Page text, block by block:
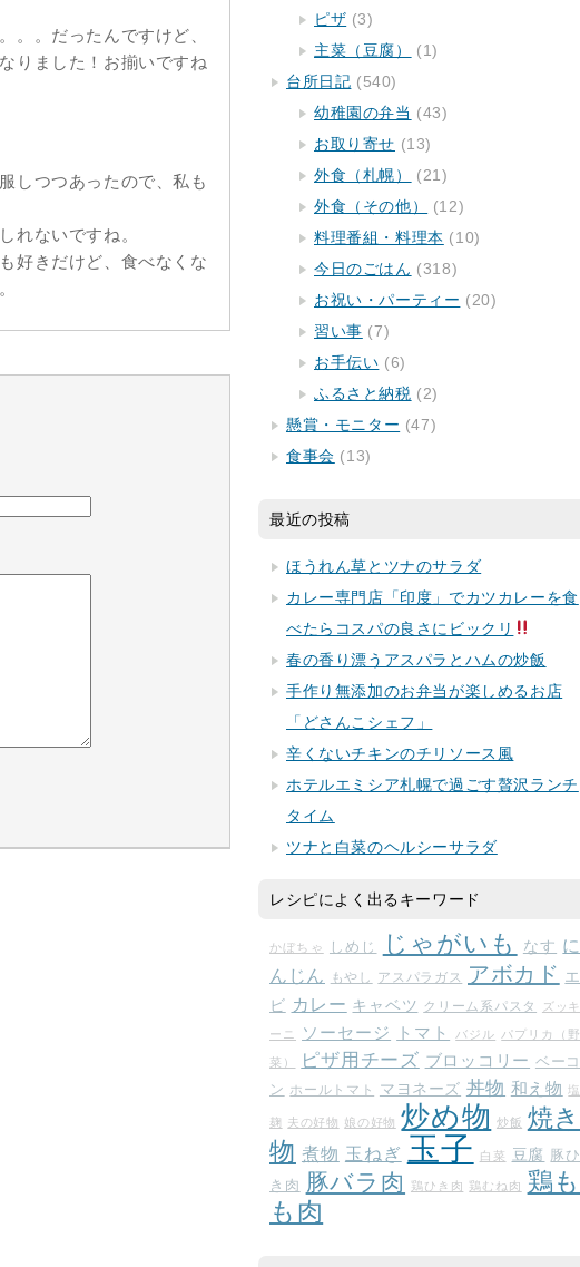
。。だったんですけど、
りました！お揃いですね
しつつあったので、私も
れないですね。
好きだけど、食べなくな
ピザ (3)
主菜（豆腐）
(1)
台所日記 (540)
幼稚園の弁当 (43)
お取り寄せ (13)
外食（札幌）
(21)
外食（その他）
(12)
料理番組・料理本 (10)
今日のごはん (318)
お祝い・パーティー (20)
習い事 (7)
お手伝い (6)
ふるさと納税 (2)
懸賞・モニター (47)
食事会 (13)
最近の投稿
ほうれん草とツナのサラダ
カレー専門店「印度」でカツカレーを食
べたらコスパの良さにビックリ
春の香り漂うアスパラとハムの炒飯
手作り無添加のお弁当が楽しめるお店
「どさんこシェフ」
辛くないチキンのチリソース風
ホテルエミシア札幌で過ごす贅沢ランチ
タイム
ツナと白菜のヘルシーサラダ
レシピによく出るキーワード
かぼちゃ しめじ じゃがいも なす に
んじん
もやし アスパラガス アボカド
エ
ビ カレー キャベツ クリーム系パスタ ズッキ
ーニ ソーセージ トマト バジル パプリカ（野
菜） ピザ用チーズ ブロッコリー ベーコ
ン ホールトマト マヨネーズ 丼物 和え物 塩
麹 夫の好物 娘の好物 炒め物 炒飯 焼き
物 煮物 玉ねぎ 玉子 白菜 豆腐 豚ひ
き肉 豚バラ肉 鶏ひき肉 鶏むね肉 鶏も
も肉